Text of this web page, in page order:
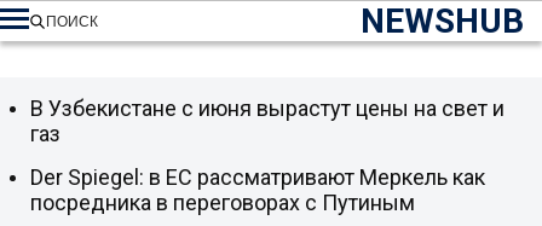
NEWSHUB
ПОИСК
В Узбекистане с июня вырастут цены на свет и
газ
Der Spiegel: в ЕС рассматривают Меркель как
посредника в переговорах с Путиным